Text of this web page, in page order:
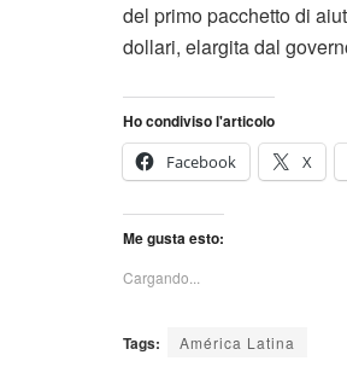
del primo pacchetto di
dollari, elargita dal
Ho condiviso l'articolo
Facebook
X
Me gusta esto:
Cargando...
Tags: América Latina